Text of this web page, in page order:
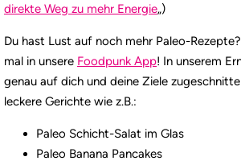
direkte Weg zu mehr Energie„)
Du hast Lust auf noch mehr Paleo-
mal in unsere Foodpunk App! In unserem
genau auf dich und deine Ziele
leckere Gerichte wie z.B.:
Paleo Schicht-Salat im Glas
Paleo Banana Pancakes